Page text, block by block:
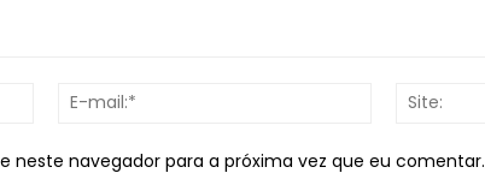
Nome:*
neste navegador para a próxima vez que eu comentar.